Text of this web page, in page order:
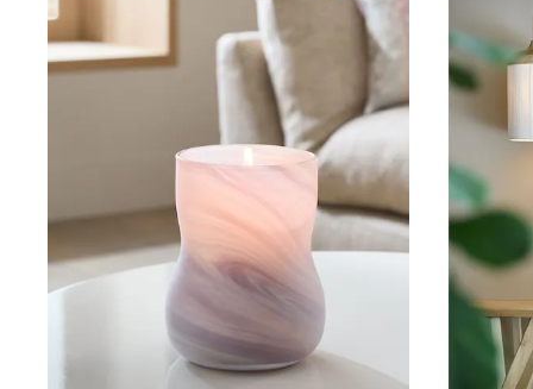
Polo Shirts
Rash Vests
Sandals & Sliders
Sunglasses
Sunsafe Swimwear
Tops & T-Shirts
Girls Holiday Shop
All swimwear
Beach Dresses & Kaftans
Sun Hats & Caps
Jumpsuits & Playsuits